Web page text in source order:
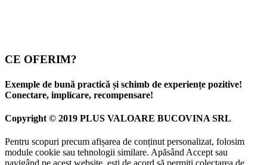
CE OFERIM?
Exemple de bună practică și schimb de experiențe pozitive!
Conectare, implicare, recompensare!
Copyright © 2019 PLUS VALOARE BUCOVINA SRL
Pentru scopuri precum afișarea de conținut personalizat, folosim
module cookie sau tehnologii similare. Apăsând Accept sau